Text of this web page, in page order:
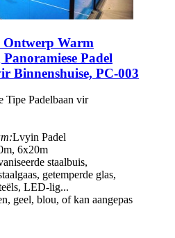
Ontwerp Warm
Padel
Binnenshuise, PC-003
Tipe Padelbaan vir
Lvyin Padel
6x20m
staalbuis,
getemperde glas,
LED-lig...
geel, blou, of kan aangepas